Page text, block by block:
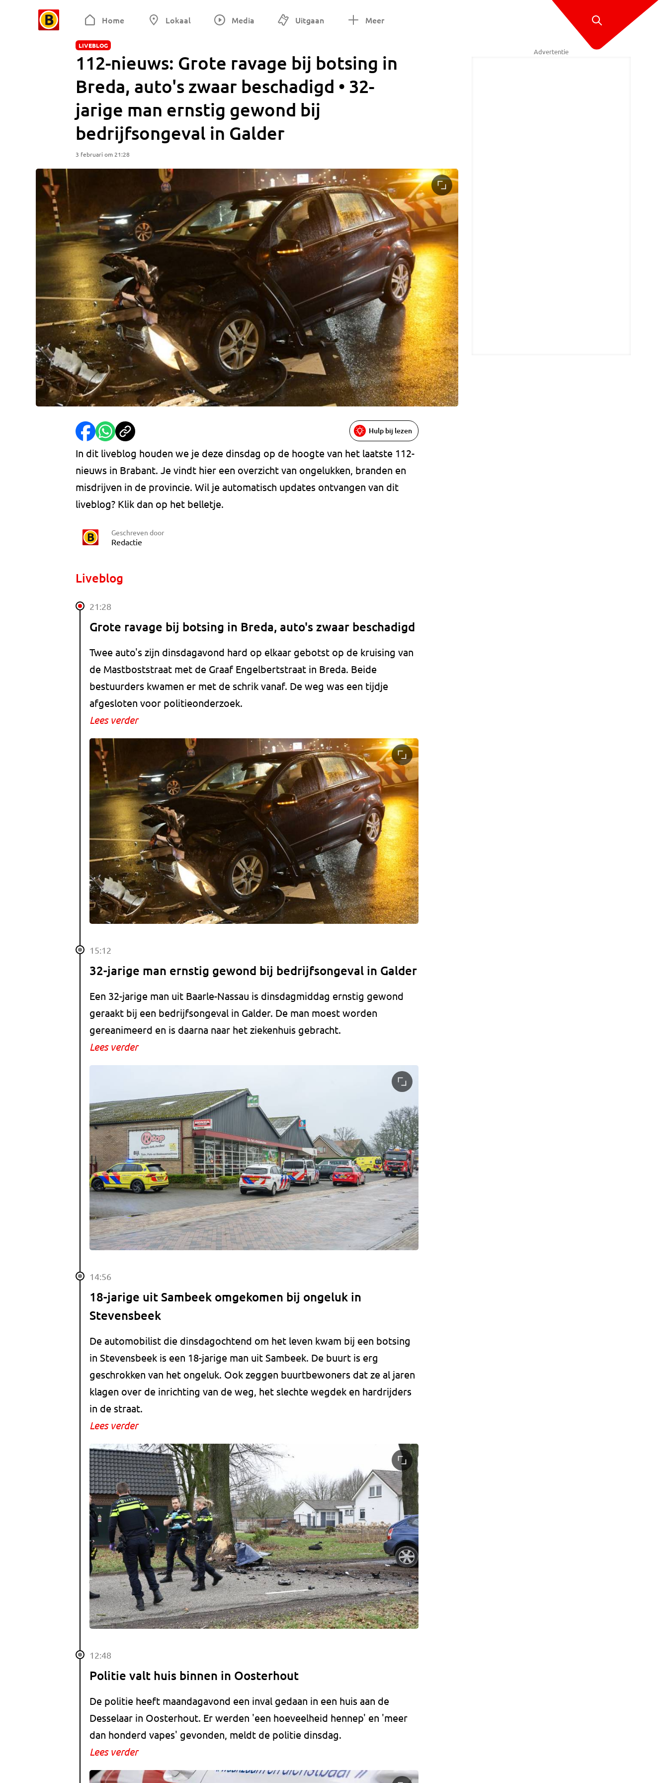
Home Lokaal Media Uitgaan Meer
LIVEBLOG
112-nieuws: Grote ravage bij botsing in
Breda, auto's zwaar beschadigd • 32-
jarige man ernstig gewond bij
bedrijfsongeval in Galder
3 februari om 21:28
Hulp bij lezen
In dit liveblog houden we je deze dinsdag op de hoogte van het laatste 112-
nieuws in Brabant. Je vindt hier een overzicht van ongelukken, branden en
misdrijven in de provincie. Wil je automatisch updates ontvangen van dit
liveblog? Klik dan op het belletje.
Geschreven door
Redactie
Liveblog
21:28
Grote ravage bij botsing in Breda, auto's zwaar beschadigd
Twee auto's zijn dinsdagavond hard op elkaar gebotst op de kruising van
de Mastboststraat met de Graaf Engelbertstraat in Breda. Beide
bestuurders kwamen er met de schrik vanaf. De weg was een tijdje
afgesloten voor politieonderzoek.
Lees verder
15:12
32-jarige man ernstig gewond bij bedrijfsongeval in Galder
Een 32-jarige man uit Baarle-Nassau is dinsdagmiddag ernstig gewond
geraakt bij een bedrijfsongeval in Galder. De man moest worden
gereanimeerd en is daarna naar het ziekenhuis gebracht.
Lees verder
14:56
18-jarige uit Sambeek omgekomen bij ongeluk in
Stevensbeek
De automobilist die dinsdagochtend om het leven kwam bij een botsing
in Stevensbeek is een 18-jarige man uit Sambeek. De buurt is erg
geschrokken van het ongeluk. Ook zeggen buurtbewoners dat ze al jaren
klagen over de inrichting van de weg, het slechte wegdek en hardrijders
in de straat.
Lees verder
12:48
Politie valt huis binnen in Oosterhout
De politie heeft maandagavond een inval gedaan in een huis aan de
Desselaar in Oosterhout. Er werden 'een hoeveelheid hennep' en 'meer
dan honderd vapes' gevonden, meldt de politie dinsdag.
Lees verder
Advertentie